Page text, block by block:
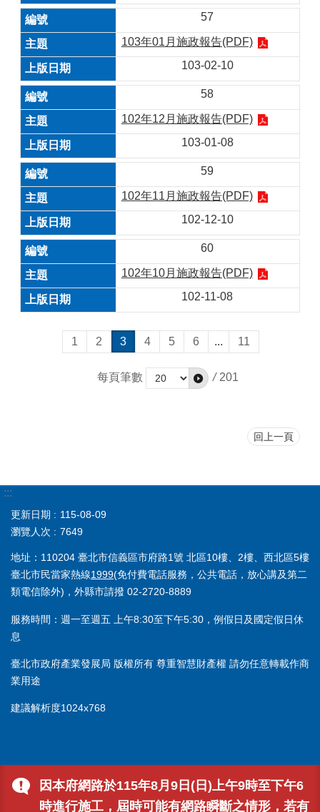
因本府網路於115年8月9日(日)上午9時至下午6
時進行施工，屆時可能有網路瞬斷之情形，若有
57
103年01月施政報告(PDF)
103-02-10
58
102年12月施政報告(PDF)
103-01-08
59
102年11月施政報告(PDF)
102-12-10
60
102年10月施政報告(PDF)
102-11-08
1 2 3 4 5 6 ... 11
每頁筆數 / 201
回上一頁
:::
更新日期
115-08-09
瀏覽人次
7649
地址：110204 臺北市信義區市府路1號 北區10樓、2樓、西北區5樓
臺北市民當家熱線1999(免付費電話服務，公共電話，放心講及第二
類電信除外)，外縣市請撥 02-2720-8889
服務時間：週一至週五 上午8:30至下午5:30，例假日及國定假日休
息
臺北市政府產業發展局 版權所有 尊重智慧財產權 請勿任意轉載作商
業用途
建議解析度1024x768